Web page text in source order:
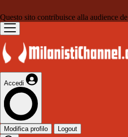
Questo sito contribuisce alla audience de
Accedi
Modifica profilo Logout